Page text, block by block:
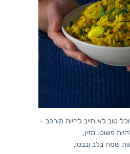
טוב לא חייב להיות מורכב –
פשוט, מזין,
שמח בלב ובבטן.